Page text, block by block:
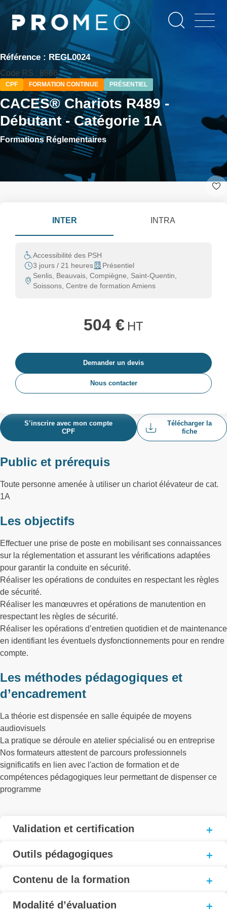
Aller
contenu
Référence : REGL0024
Code RS : 6866
CPF FORMATION CONTINUE PRÉSENTIEL
CACES® Chariots R489 -
Débutant - Catégorie 1A
Formations Réglementaires
S’inscrire avec mon compte
CPF
Télécharger la
fiche
Public et prérequis
Toute personne amenée à utiliser un chariot élévateur de cat.
1A
Les objectifs
Effectuer une prise de poste en mobilisant ses connaissances
sur la réglementation et assurant les vérifications adaptées
pour garantir la conduite en sécurité.
Réaliser les opérations de conduites en respectant les règles
de sécurité.
Réaliser les manœuvres et opérations de manutention en
respectant les règles de sécurité.
Réaliser les opérations d’entretien quotidien et de maintenance
en identifiant les éventuels dysfonctionnements pour en rendre
compte.
Les méthodes pédagogiques et
d’encadrement
La théorie est dispensée en salle équipée de moyens
audiovisuels
La pratique se déroule en atelier spécialisé ou en entreprise
Nos formateurs attestent de parcours professionnels
significatifs en lien avec l'action de formation et de
compétences pédagogiques leur permettant de dispenser ce
programme
Validation et certification
Outils pédagogiques
Contenu de la formation
Modalité d’évaluation
INTER INTRA
Accessibilité des PSH
3 jours / 21 heures
Présentiel
Senlis, Beauvais, Compiègne, Saint-Quentin,
Soissons, Centre de formation Amiens
504 € HT
Demander un devis
Nous contacter
Panneau de gestion des cookies